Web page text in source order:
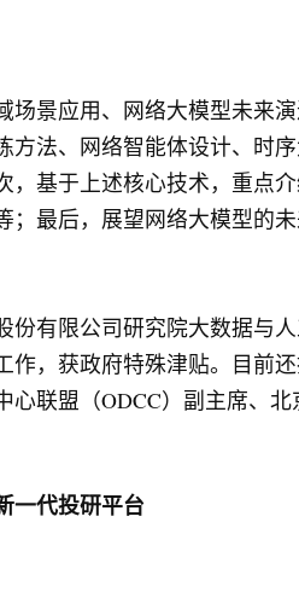
景应用、网络大模型未来
法、网络智能体设计、时
基于上述核心技术，重点
最后，展望网络大模型的未
有限公司研究院大数据与
，获政府特殊津贴。目前
心联盟（ODCC）副主席、
一代投研平台